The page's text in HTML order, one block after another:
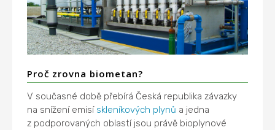
Proč zrovna biometan?
V současné době přebírá Česká republika závazky
na snížení emisí skleníkových plynů a jedna
z podporovaných oblastí jsou právě bioplynové